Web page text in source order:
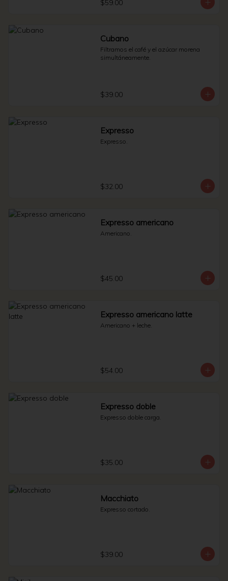
$59.00
Cubano
Filtramos el café y el azúcar morena
simultáneamente.
$39.00
Expresso
Expresso.
$32.00
Expresso americano
Americano.
$45.00
Expresso americano latte
Americano + leche.
$54.00
Expresso doble
Expresso doble carga.
$35.00
Macchiato
Expresso cortado.
$39.00